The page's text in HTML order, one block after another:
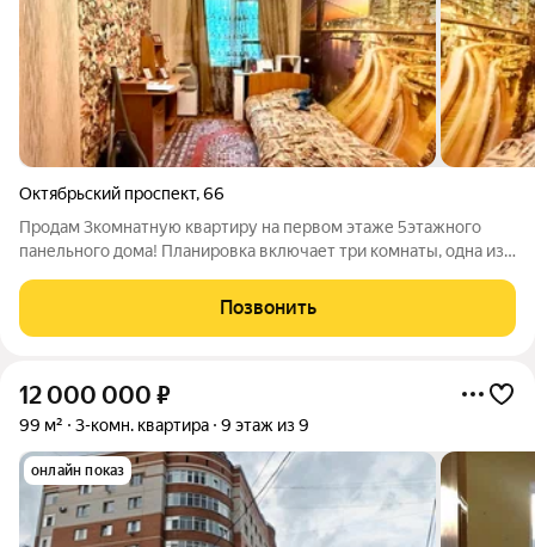
Октябрьский проспект,66
Продам 3комнатную квартиру на первом этаже 5этажного
панельного дома! Планировка включает три комнаты, одна из
реализации ваших идей: можно грамотно зонировать комнату
и сделать её
Позвонить
12 000 000 ₽
99 м² 3-комн. квартира 9 этаж из 9
онлайн показ